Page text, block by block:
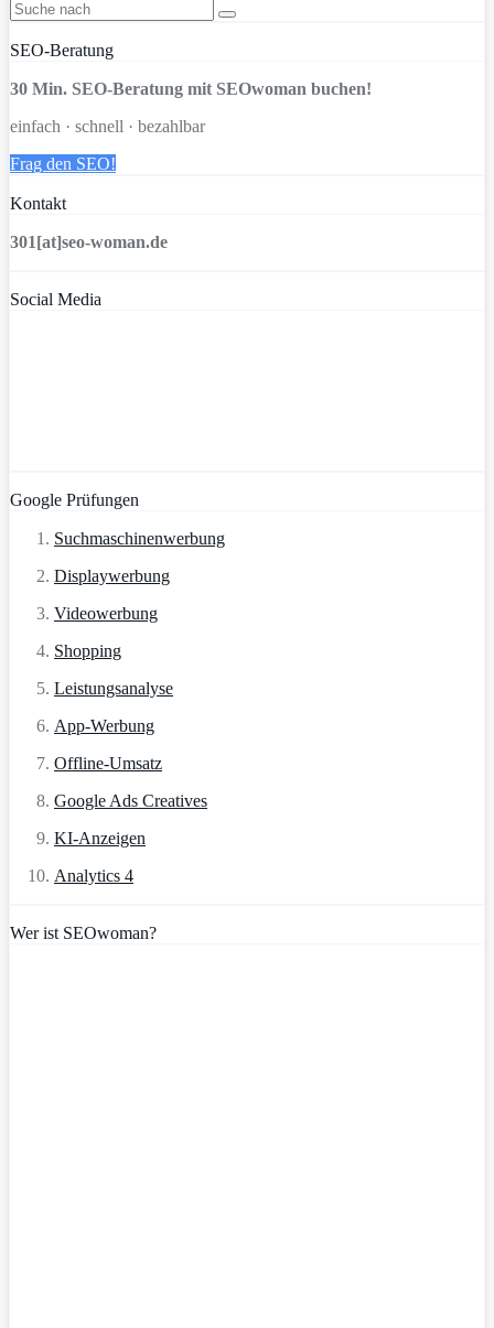
SEO-Beratung
30 Min. SEO-Beratung mit SEOwoman buchen!
einfach · schnell · bezahlbar
Frag den SEO!
Kontakt
301[at]seo-woman.de
Social Media
Google Prüfungen
Suchmaschinenwerbung
Displaywerbung
Videowerbung
Shopping
Leistungsanalyse
App-Werbung
Offline-Umsatz
Google Ads Creatives
KI-Anzeigen
Analytics 4
Wer ist SEOwoman?